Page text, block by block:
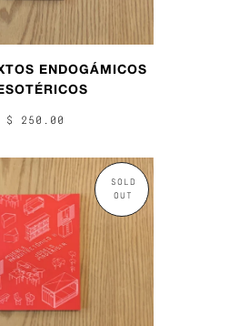
ENDOGÁMICOS
$ 250.00
SOLD
OUT